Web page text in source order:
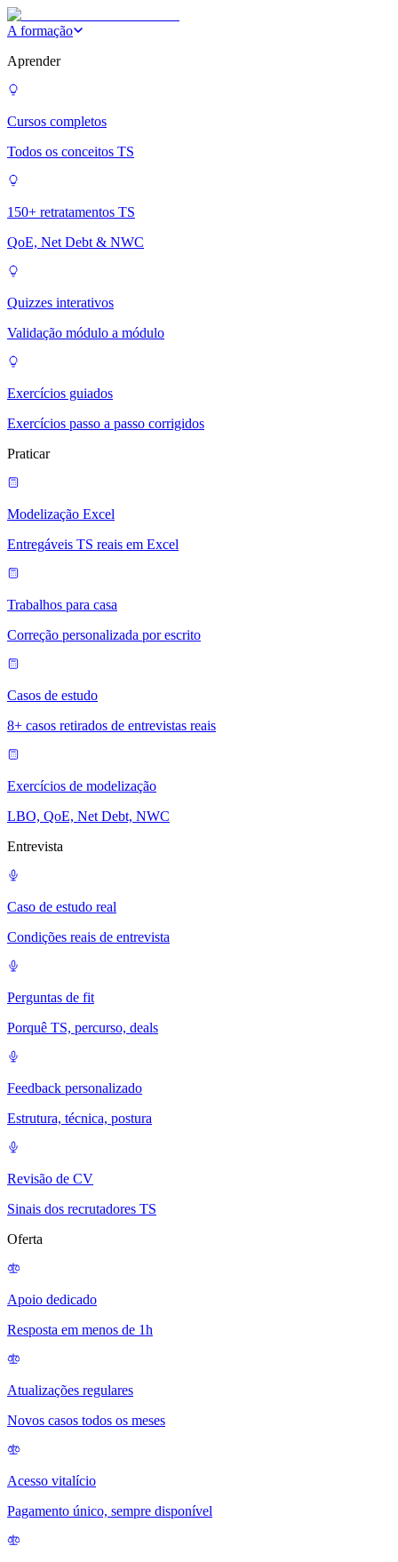
A formação
Aprender
Cursos completos
Todos os conceitos TS
150+ retratamentos TS
QoE, Net Debt & NWC
Quizzes interativos
Validação módulo a módulo
Exercícios guiados
Exercícios passo a passo corrigidos
Praticar
Modelização Excel
Entregáveis TS reais em Excel
Trabalhos para casa
Correção personalizada por escrito
Casos de estudo
8+ casos retirados de entrevistas reais
Exercícios de modelização
LBO, QoE, Net Debt, NWC
Entrevista
Caso de estudo real
Condições reais de entrevista
Perguntas de fit
Porquê TS, percurso, deals
Feedback personalizado
Estrutura, técnica, postura
Revisão de CV
Sinais dos recrutadores TS
Oferta
Apoio dedicado
Resposta em menos de 1h
Atualizações regulares
Novos casos todos os meses
Acesso vitalício
Pagamento único, sempre disponível